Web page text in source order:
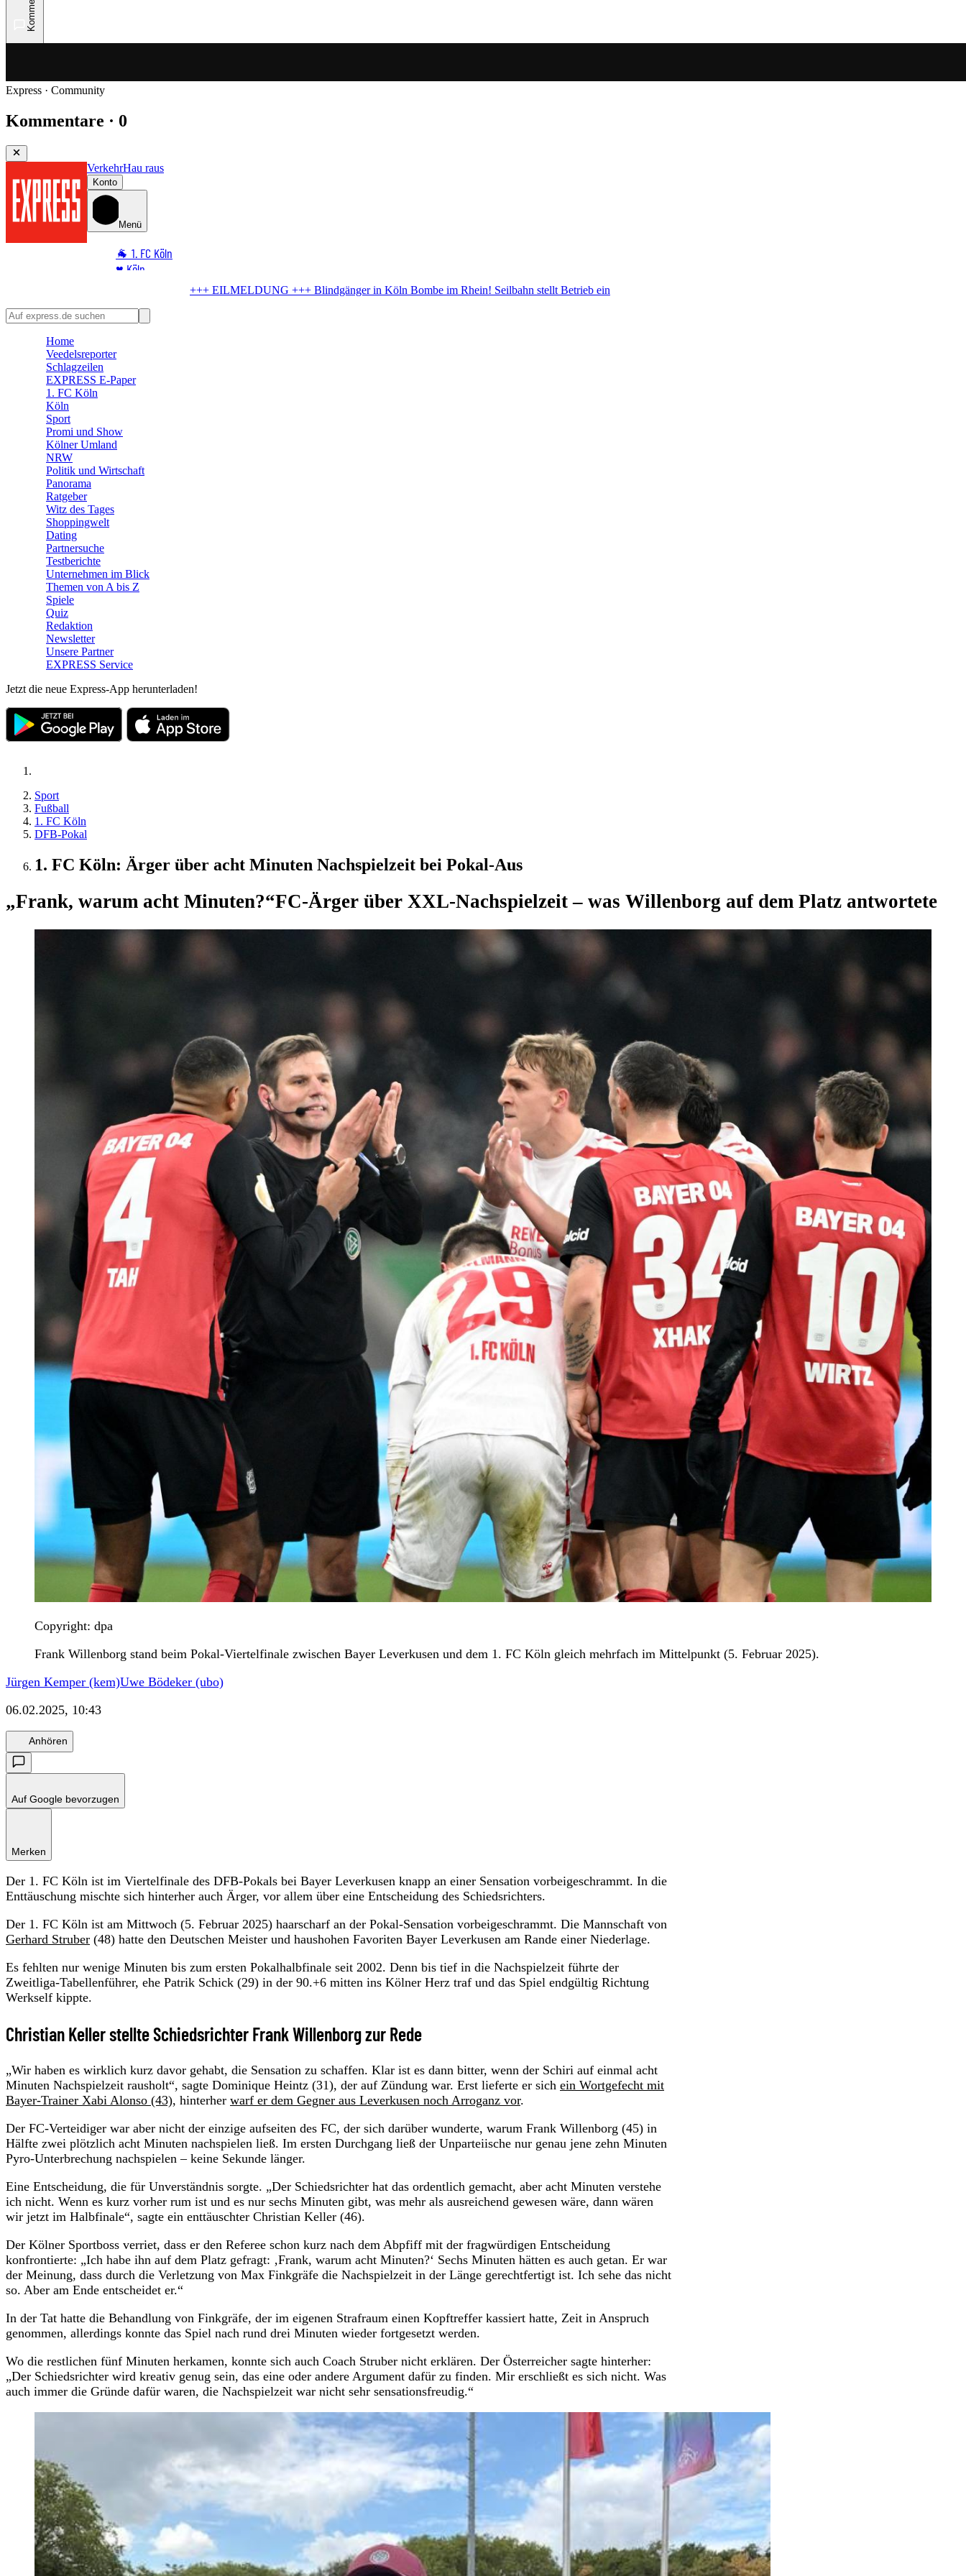
Express · Community
Kommentare · 0
VerkehrHau raus
Konto
Menü
🐐 1. FC Köln
♥️ Köln
🏆 Sport
🛒 Shoppingwelt
Bombe im Rhein! Seilbahn stellt Betrieb ein
Home
Veedelsreporter
Schlagzeilen
EXPRESS E-Paper
1. FC Köln
Köln
Sport
Promi und Show
Kölner Umland
NRW
Politik und Wirtschaft
Panorama
Ratgeber
Witz des Tages
Shoppingwelt
Dating
Partnersuche
Testberichte
Unternehmen im Blick
Themen von A bis Z
Spiele
Quiz
Redaktion
Newsletter
Unsere Partner
EXPRESS Service
Jetzt die neue Express-App herunterladen!
Sport
Fußball
1. FC Köln
DFB-Pokal
1. FC Köln: Ärger über acht Minuten Nachspielzeit bei Pokal-Aus
„Frank, warum acht Minuten?“FC-Ärger über XXL-Nachspielzeit – was Willenborg auf dem Platz antwortete
Copyright: dpa
Frank Willenborg stand beim Pokal-Viertelfinale zwischen Bayer Leverkusen und dem 1. FC Köln gleich mehrfach im Mittelpunkt (5. Februar 2025).
Jürgen Kemper (kem)Uwe Bödeker (ubo)
06.02.2025, 10:43
Anhören
Auf Google bevorzugen
Merken
Der 1. FC Köln ist im Viertelfinale des DFB-Pokals bei Bayer Leverkusen knapp an einer Sensation vorbeigeschrammt. In die
Enttäuschung mischte sich hinterher auch Ärger, vor allem über eine Entscheidung des Schiedsrichters.
Der 1. FC Köln ist am Mittwoch (5. Februar 2025) haarscharf an der Pokal-Sensation vorbeigeschrammt. Die Mannschaft von
Gerhard Struber (48) hatte den Deutschen Meister und haushohen Favoriten Bayer Leverkusen am Rande einer Niederlage.
Es fehlten nur wenige Minuten bis zum ersten Pokalhalbfinale seit 2002. Denn bis tief in die Nachspielzeit führte der
Zweitliga-Tabellenführer, ehe Patrik Schick (29) in der 90.+6 mitten ins Kölner Herz traf und das Spiel endgültig Richtung
Werkself kippte.
Christian Keller stellte Schiedsrichter Frank Willenborg zur Rede
„Wir haben es wirklich kurz davor gehabt, die Sensation zu schaffen. Klar ist es dann bitter, wenn der Schiri auf einmal acht
Minuten Nachspielzeit rausholt“, sagte Dominique Heintz (31), der auf Zündung war. Erst lieferte er sich ein Wortgefecht mit
Bayer-Trainer Xabi Alonso (43), hinterher warf er dem Gegner aus Leverkusen noch Arroganz vor.
Der FC-Verteidiger war aber nicht der einzige aufseiten des FC, der sich darüber wunderte, warum Frank Willenborg (45) in
Hälfte zwei plötzlich acht Minuten nachspielen ließ. Im ersten Durchgang ließ der Unparteiische nur genau jene zehn Minuten
Pyro-Unterbrechung nachspielen – keine Sekunde länger.
Eine Entscheidung, die für Unverständnis sorgte. „Der Schiedsrichter hat das ordentlich gemacht, aber acht Minuten verstehe
ich nicht. Wenn es kurz vorher rum ist und es nur sechs Minuten gibt, was mehr als ausreichend gewesen wäre, dann wären
wir jetzt im Halbfinale“, sagte ein enttäuschter Christian Keller (46).
Der Kölner Sportboss verriet, dass er den Referee schon kurz nach dem Abpfiff mit der fragwürdigen Entscheidung
konfrontierte: „Ich habe ihn auf dem Platz gefragt: ‚Frank, warum acht Minuten?‘ Sechs Minuten hätten es auch getan. Er war
der Meinung, dass durch die Verletzung von Max Finkgräfe die Nachspielzeit in der Länge gerechtfertigt ist. Ich sehe das nicht
so. Aber am Ende entscheidet er.“
In der Tat hatte die Behandlung von Finkgräfe, der im eigenen Strafraum einen Kopftreffer kassiert hatte, Zeit in Anspruch
genommen, allerdings konnte das Spiel nach rund drei Minuten wieder fortgesetzt werden.
Wo die restlichen fünf Minuten herkamen, konnte sich auch Coach Struber nicht erklären. Der Österreicher sagte hinterher:
„Der Schiedsrichter wird kreativ genug sein, das eine oder andere Argument dafür zu finden. Mir erschließt es sich nicht. Was
auch immer die Gründe dafür waren, die Nachspielzeit war nicht sehr sensationsfreudig.“